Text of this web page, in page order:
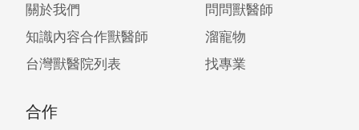
關於我們
知識內容合作獸醫師
台灣獸醫院列表
問問獸醫師
溜寵物
找專業
合作